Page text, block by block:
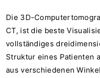
Die 3D-
CT, ist die beste
vollständiges
Struktur eines Patienten
aus verschiedenen